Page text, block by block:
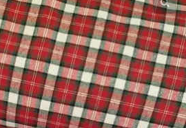
Kinderkamer
Katoen
Grootverbruik